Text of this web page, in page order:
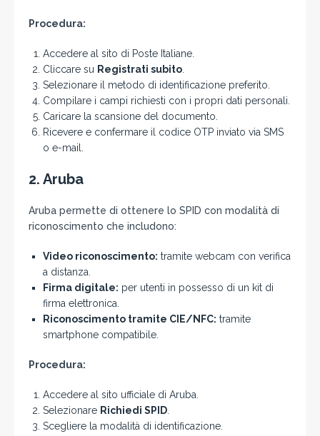
Procedura:
Accedere al sito di Poste Italiane.
Cliccare su Registrati subito
Selezionare il metodo di identificazione preferito.
Compilare i campi richiesti con i propri dati personali.
Caricare la scansione del documento.
Ricevere e confermare il codice OTP inviato via SMS
o e-mail.
2. Aruba
Aruba permette di ottenere lo SPID con modalità di
riconoscimento che includono:
Video riconoscimento: tramite webcam con verifica
a distanza.
Firma digitale: per utenti in possesso di un kit di
firma elettronica.
Riconoscimento tramite CIE/NFC: tramite
smartphone compatibile.
Procedura:
Accedere al sito ufficiale di Aruba.
Selezionare Richiedi SPID
Scegliere la modalità di identificazione.